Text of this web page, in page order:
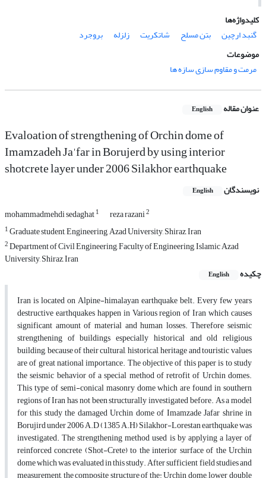
کلیدواژه‌ها
گنبد ارچین
بتن مسلح شاتکریت زلزله
بروجرد
موضوعات
مرمت و مقاوم سازی سازه ها
عنوان مقاله English
Evaloation of strengthening of Orchin dome of
Imamzadeh Ja'far in Borujerd by using interior
shotcrete layer under 2006 Silakhor earthquake
نویسندگان English
mohammadmehdi sedaghat1 reza razani2
1Graduate student, Engineering, Azad University, Shiraz, Iran
2Department of Civil Engineering, Faculty of Engineering, Islamic Azad
University, Shiraz, Iran
چکیده
English
Iran is located on Alpine-himalayan earthquake belt. Every few years
destructive earthquakes happen in Various region of Iran which causes
significant amount of material and human losses. Therefore seismic
strengthening of buildings especially historical and old religious
building, because of their cultural, historical, heritage and touristic values
are of great national importance. The objective of this paper is to study
the seismic behavior of a special method of retrofit of Urchin domes.
This type of semi-conical masonry dome which are found in southern
regions of Iran has not been structurally investigated before. As a model
for this study the damaged Urchin dome of Imamzade Jafar shrine in
Borujird under 2006 A.D (1385 A.H) Silakhor-Lorestan earthquake was
investigated. The strengthening method used is by applying a layer of
reinforced concrete (Shot-Crete) to the interior surface of the Urchin
dome which was evaluated in this study. After sufficient field studies and